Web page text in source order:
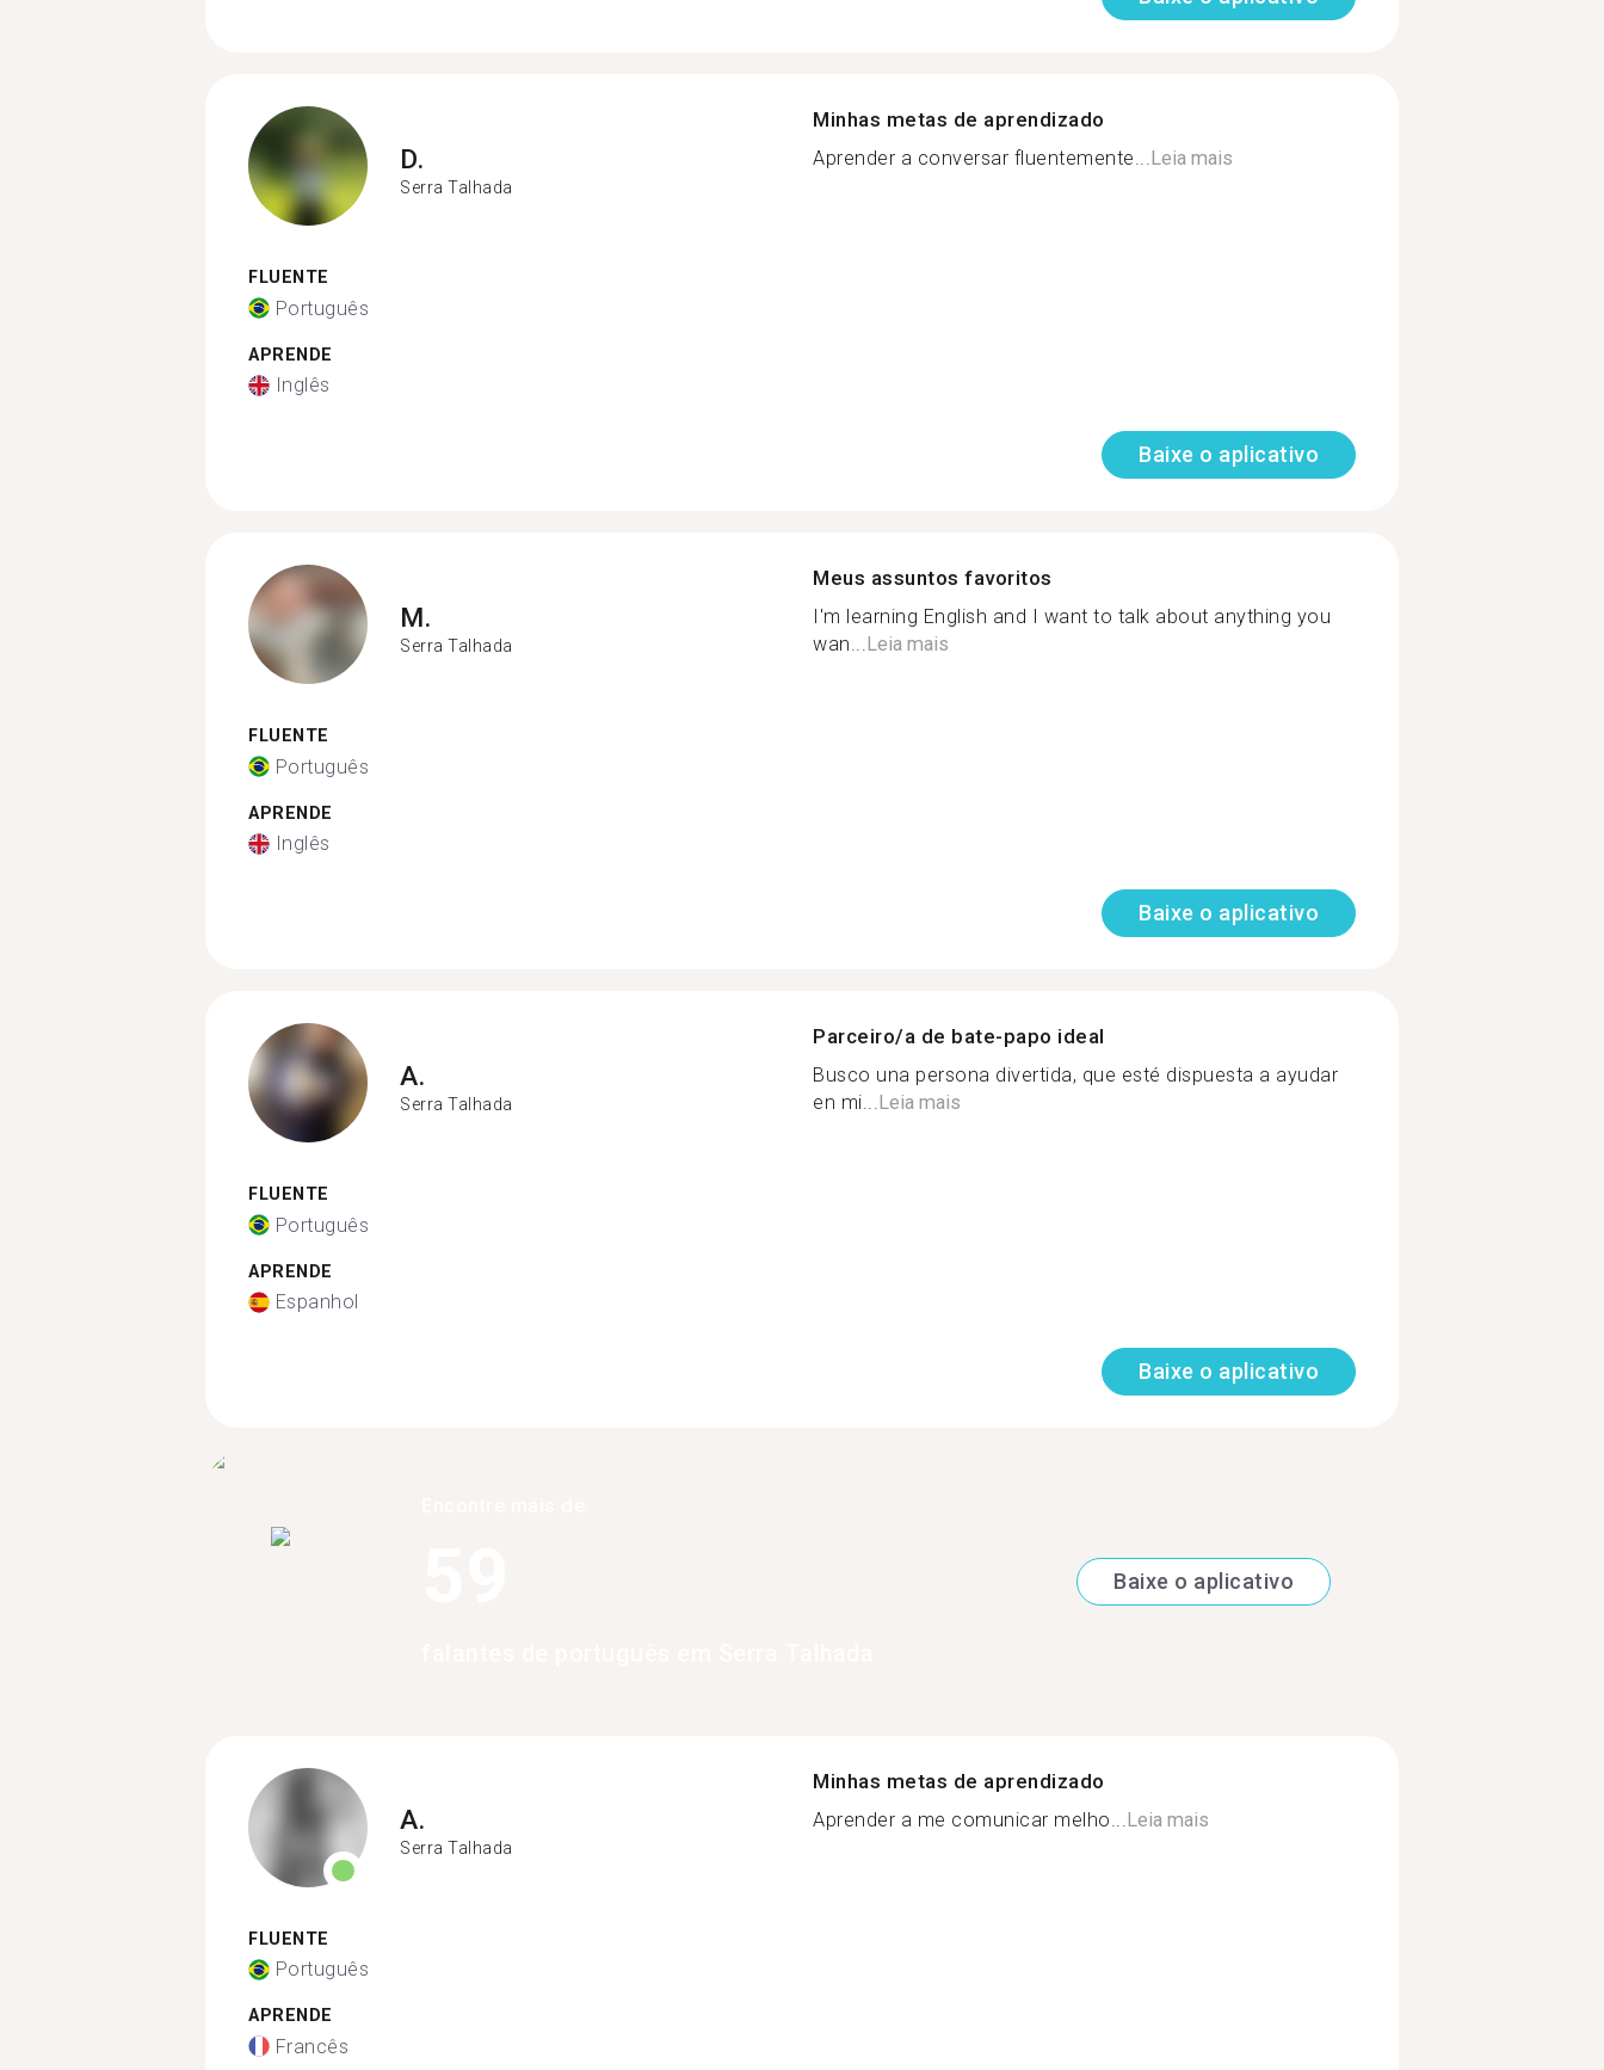
D.
Serra Talhada
FLUENTE
Português
APRENDE
Inglês
Minhas metas de aprendizado
Aprender a conversar fluentemente...Leia mais
Baixe o aplicativo
M.
Serra Talhada
FLUENTE
Português
APRENDE
Inglês
Meus assuntos favoritos
I'm learning English and I want to talk about anything you
wan...Leia mais
Baixe o aplicativo
A.
Serra Talhada
FLUENTE
Português
APRENDE
Espanhol
Parceiro/a de bate-papo ideal
Busco una persona divertida, que esté dispuesta a ayudar
en mi...Leia mais
Baixe o aplicativo
Baixe o aplicativo
A.
Serra Talhada
FLUENTE
Português
APRENDE
Francês
Minhas metas de aprendizado
Aprender a me comunicar melho... Leia mais